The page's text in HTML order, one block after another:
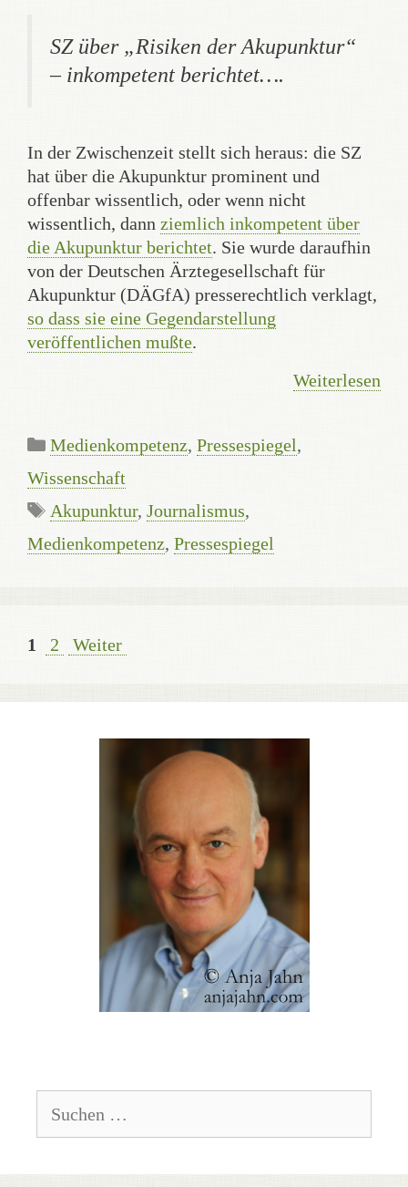
SZ über „Risiken der Akupunktur“
– inkompetent berichtet….
In der Zwischenzeit stellt sich heraus: die SZ
hat über die Akupunktur prominent und
offenbar wissentlich, oder wenn nicht
wissentlich, dann ziemlich inkompetent über
die Akupunktur berichtet. Sie wurde daraufhin
von der Deutschen Ärztegesellschaft für
Akupunktur (DÄGfA) presserechtlich verklagt,
so dass sie eine Gegendarstellung
veröffentlichen mußte.
Weiterlesen
Kategorien
Medienkompetenz, Pressespiegel,
Wissenschaft
Schlagwörter
Akupunktur, Journalismus,
Medienkompetenz, Pressespiegel
Seite
1 Seite
2 Weiter
nach: